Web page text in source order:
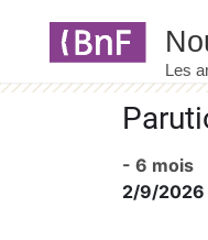
- 6 mois
2/9/2026